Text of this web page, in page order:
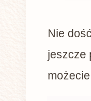
Nie
jeszcze
możecie